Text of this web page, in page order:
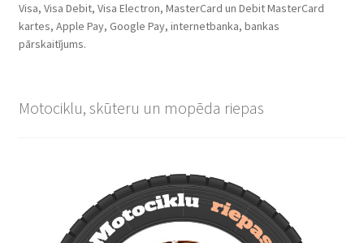
Visa, Visa Debit, Visa Electron, MasterCard un Debit MasterCard
kartes, Apple Pay, Google Pay, internetbanka, bankas
pārskaitījums.
Motociklu, skūteru un mopēda riepas